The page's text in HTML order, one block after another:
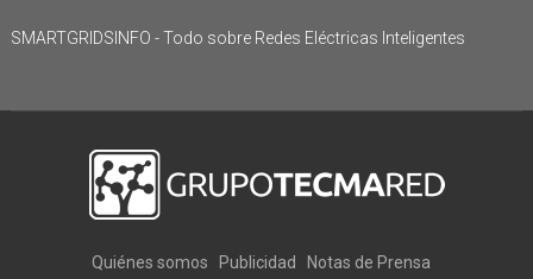
SMARTGRIDSINFO - Todo sobre Redes Eléctricas Inteligentes
Quiénes somos Publicidad
Notas de Prensa